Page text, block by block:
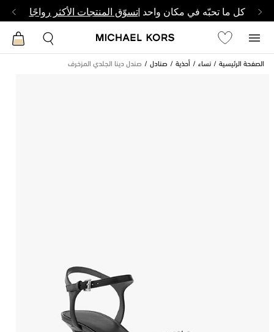
كل ما تحبّه في مكان واحد |تسوّق المنتجات الأكثر رواجًا
الصفحة الرئيسية نساء أحذية صنادل صندل دينا الجلدي المزخرف